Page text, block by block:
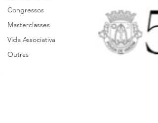
Congressos
Masterclasses
Vida Associativa
Outras